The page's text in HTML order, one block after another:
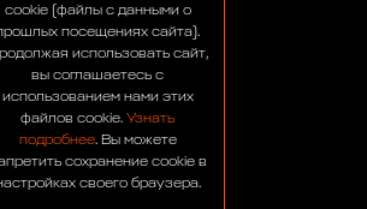
4х4»
24 дня
cookie (файлы с данными о
посещениях сайта).
использовать сайт,
вы соглашаетесь с
использованием нами этих
файлов cookie. Узнать
подробнее. Вы можете
сохранение cookie в
своего браузера.